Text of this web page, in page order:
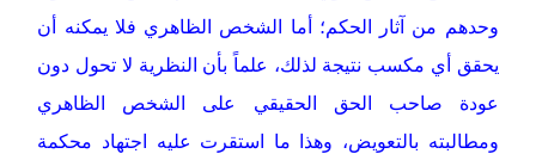
وحدهم من آثار الحكم؛ أما الشخص الظاهري فلا يمكنه أن
يحقق أي مكسب نتيجة لذلك، علماً بأن النظرية لا تحول دون
عودة صاحب الحق الحقيقي على الشخص الظاهري
ومطالبته بالتعويض، وهذا ما استقرت عليه اجتهاد محكمة